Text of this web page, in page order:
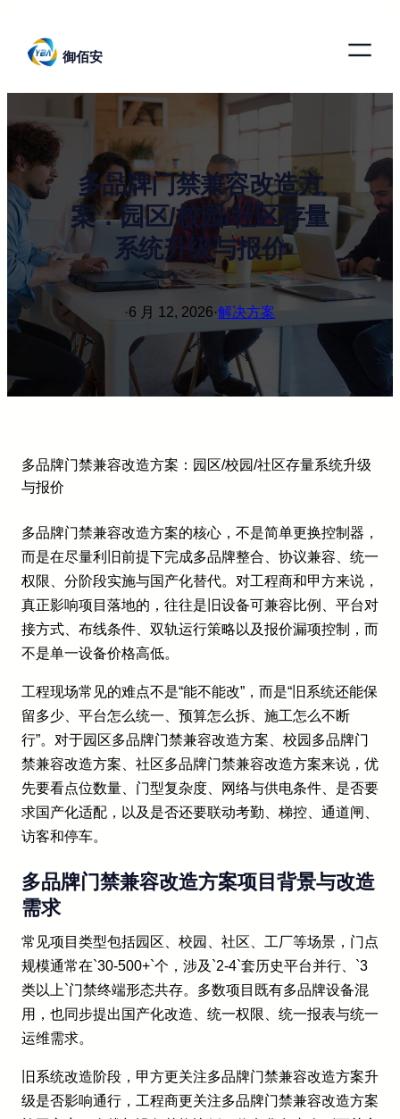
御佰安
多品牌门禁兼容改造方
案：园区/校园/社区存量
系统升级与报价
·6 月 12, 2026·解决方案
多品牌门禁兼容改造方案：园区/校园/社区存量系统升级
与报价
多品牌门禁兼容改造方案的核心，不是简单更换控制器，
而是在尽量利旧前提下完成多品牌整合、协议兼容、统一
权限、分阶段实施与国产化替代。对工程商和甲方来说，
真正影响项目落地的，往往是旧设备可兼容比例、平台对
接方式、布线条件、双轨运行策略以及报价漏项控制，而
不是单一设备价格高低。
工程现场常见的难点不是“能不能改”，而是“旧系统还能保
留多少、平台怎么统一、预算怎么拆、施工怎么不断
行”。对于园区多品牌门禁兼容改造方案、校园多品牌门
禁兼容改造方案、社区多品牌门禁兼容改造方案来说，优
先要看点位数量、门型复杂度、网络与供电条件、是否要
求国产化适配，以及是否还要联动考勤、梯控、通道闸、
访客和停车。
多品牌门禁兼容改造方案项目背景与改造
需求
常见项目类型包括园区、校园、社区、工厂等场景，门点
规模通常在`30-500+`个，涉及`2-4`套历史平台并行、`3
类以上`门禁终端形态共存。多数项目既有多品牌设备混
用，也同步提出国产化改造、统一权限、统一报表与统一
运维需求。
旧系统改造阶段，甲方更关注多品牌门禁兼容改造方案升
级是否影响通行，工程商更关注多品牌门禁兼容改造方案